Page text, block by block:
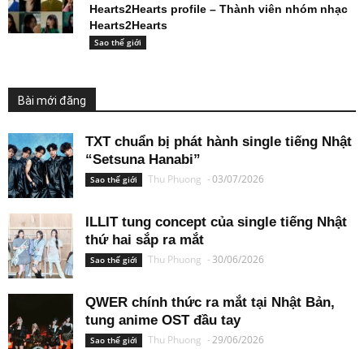
Hearts2Hearts profile – Thành viên nhóm nhạc
Hearts2Hearts
Sao thế giới
Bài mới đăng
TXT chuẩn bị phát hành single tiếng Nhật
“Setsuna Hanabi”
Sao thế giới Thu Phuong -03/07/2026
ILLIT tung concept của single tiếng Nhật
thứ hai sắp ra mắt
Sao thế giới Thu Phuong - 30/06/2026
QWER chính thức ra mắt tại Nhật Bản,
tung anime OST đầu tay
Sao thế giới Thu Phuong -29/06/2026